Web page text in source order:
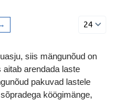
24
siis mängunõud on
arendada laste
pakuvad lastele
köögimänge,